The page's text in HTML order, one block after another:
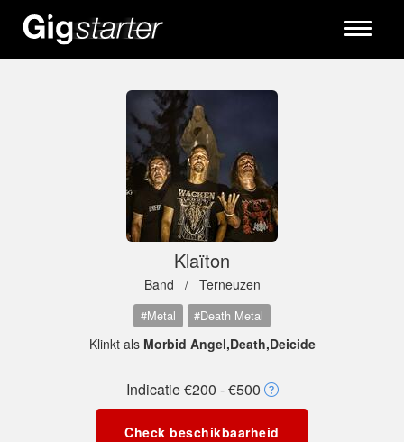
Toggle
Klaïton
Band / Terneuzen
#Metal #Death Metal
Klinkt als Morbid Angel,Death,Deicide
Indicatie €200 - €500
Check beschikbaarheid